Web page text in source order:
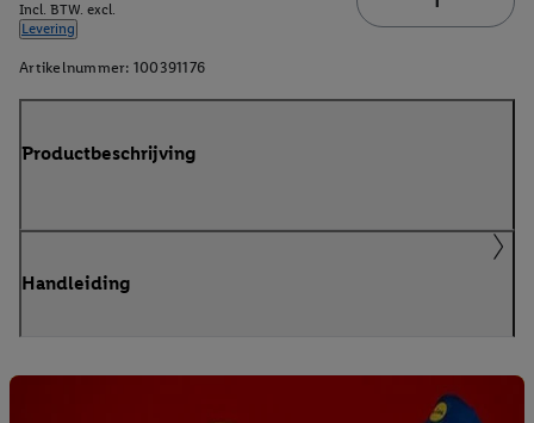
Incl. BTW. excl.
Levering
Artikelnummer: 100391176
Productbeschrijving
Handleiding